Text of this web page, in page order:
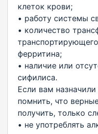
клеток крови;
• работу системы
• количество
ферритина;
• наличие или
сифилиса.
Если вам
помнить, что
получить, только
• не употреблять